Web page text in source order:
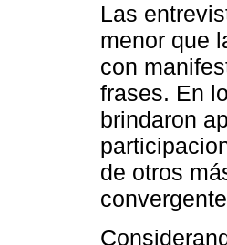
Las
menor que
con
frases. En
brindaron
de otros